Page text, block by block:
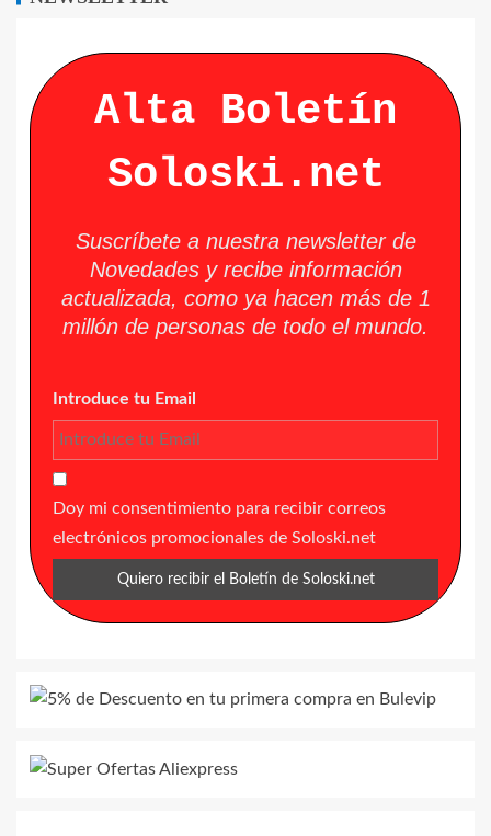
Alta Boletín
Soloski.net
Suscríbete a nuestra newsletter de
Novedades y recibe información
actualizada, como ya hacen más de 1
millón de personas de todo el mundo.
Introduce tu Email
Doy mi consentimiento para recibir correos
electrónicos promocionales de Soloski.net